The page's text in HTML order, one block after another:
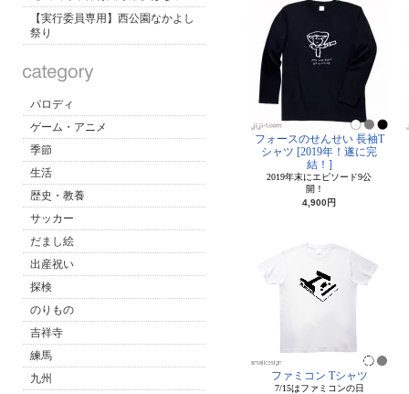
【実行委員専用】西公園なかよし
祭り
パロディ
ゲーム・アニメ
季節
生活
歴史・教養
サッカー
だまし絵
出産祝い
探検
のりもの
吉祥寺
練馬
九州
フォースのせんせい 長袖T
シャツ [2019年！遂に完
結！]
2019年末にエピソード9公
開！
4,900円
ファミコン Tシャツ
7/15はファミコンの日